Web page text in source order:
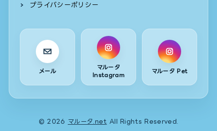
プライバシーポリシー
メール
マルータ
Instagram
マルータ Pet
© 2026 マルータ.net All Rights Reserved.